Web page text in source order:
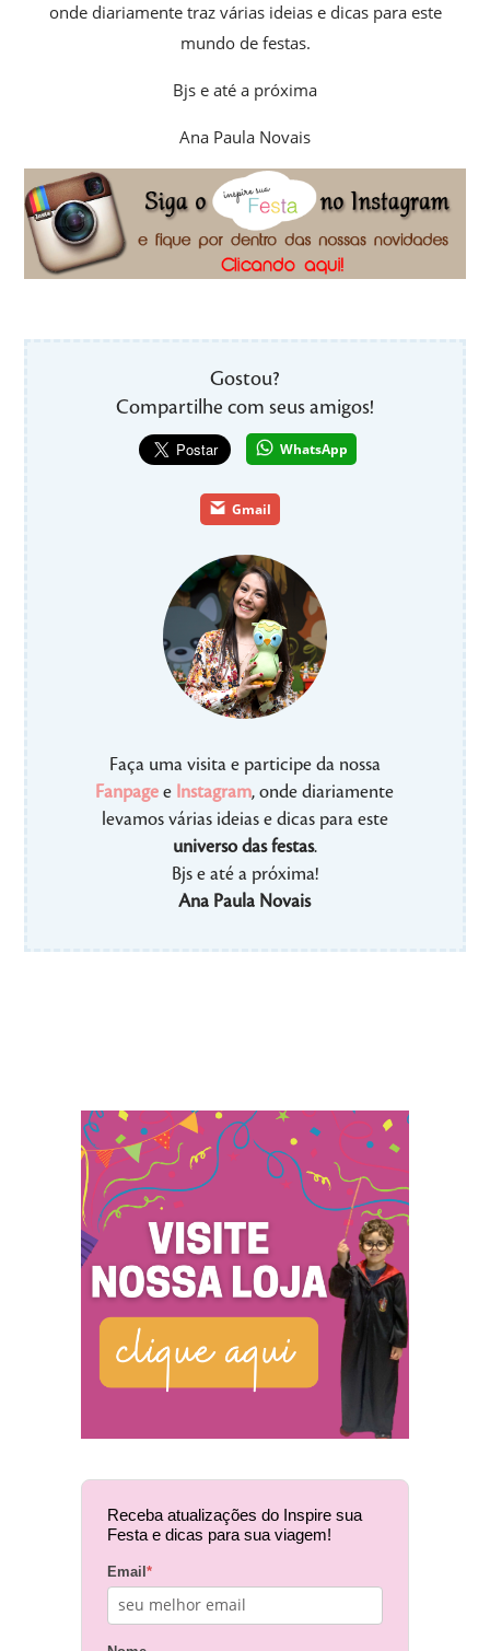
onde diariamente traz várias ideias e dicas para este
mundo de festas.
Bjs e até a próxima
Ana Paula Novais
Gostou?
Compartilhe com seus amigos!
WhatsApp
Gmail
Faça uma visita e participe da nossa
Fanpage e Instagram, onde diariamente
levamos várias ideias e dicas para este
universo das festas.
Bjs e até a próxima!
Ana Paula Novais
Receba atualizações do Inspire sua
Festa e dicas para sua viagem!
Email *